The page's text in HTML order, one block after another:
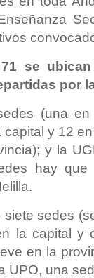
se
por
(una
y 12
y la
hay que
sedes
la capital y
en la
UPO, una